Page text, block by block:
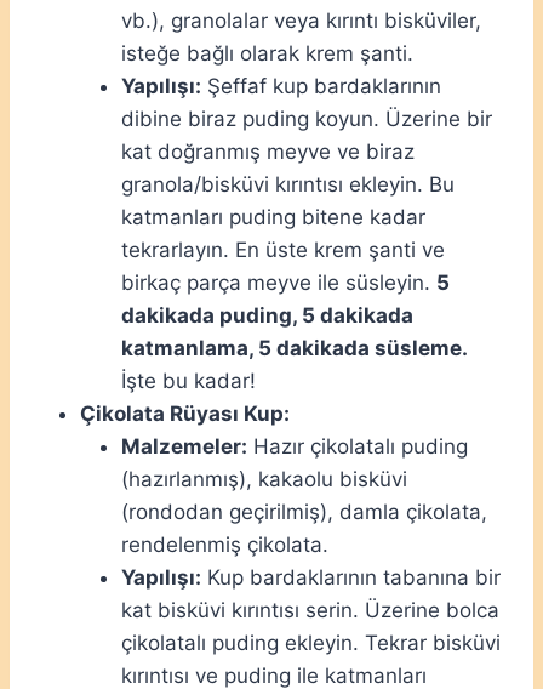
vb.), granolalar veya kırıntı bisküviler,
isteğe bağlı olarak krem şanti.
Yapılışı: Şeffaf kup bardaklarının
dibine biraz puding koyun. Üzerine bir
kat doğranmış meyve ve biraz
granola/bisküvi kırıntısı ekleyin. Bu
katmanları puding bitene kadar
tekrarlayın. En üste krem şanti ve
birkaç parça meyve ile süsleyin. 5
dakikada puding, 5 dakikada
katmanlama, 5 dakikada süsleme.
İşte bu kadar!
Çikolata Rüyası Kup:
Malzemeler: Hazır çikolatalı puding
(hazırlanmış), kakaolu bisküvi
(rondodan geçirilmiş), damla çikolata,
rendelenmiş çikolata.
Yapılışı: Kup bardaklarının tabanına bir
kat bisküvi kırıntısı serin. Üzerine bolca
çikolatalı puding ekleyin. Tekrar bisküvi
kırıntısı ve puding ile katmanları